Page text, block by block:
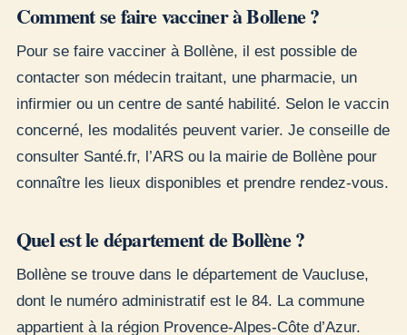
Comment se faire vacciner à Bollene ?
Pour se faire vacciner à Bollène, il est possible de
contacter son médecin traitant, une pharmacie, un
infirmier ou un centre de santé habilité. Selon le vaccin
concerné, les modalités peuvent varier. Je conseille de
consulter Santé.fr, l’ARS ou la mairie de Bollène pour
connaître les lieux disponibles et prendre rendez-vous.
Quel est le département de Bollène ?
Bollène se trouve dans le département de Vaucluse,
dont le numéro administratif est le 84. La commune
appartient à la région Provence-Alpes-Côte d’Azur.